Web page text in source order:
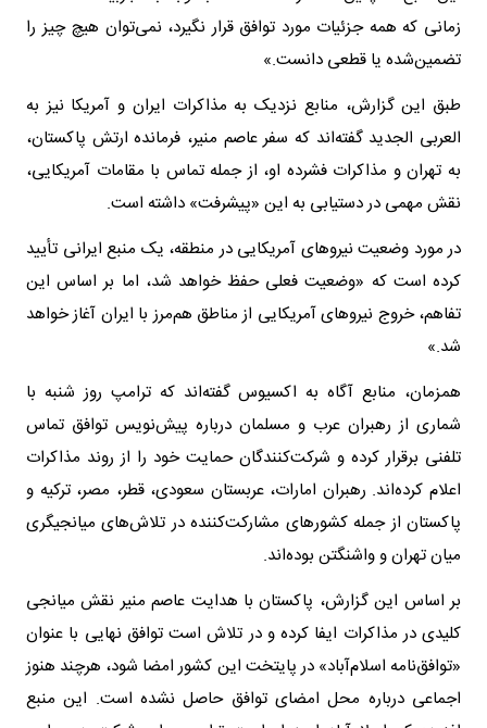
زمانی که همه جزئیات مورد توافق قرار نگیرد، نمی‌توان هیچ چیز را
تضمین‌شده یا قطعی دانست.»
طبق این گزارش، منابع نزدیک به مذاکرات ایران و آمریکا نیز به
العربی الجدید گفته‌اند که سفر عاصم منیر، فرمانده ارتش پاکستان،
به تهران و مذاکرات فشرده او، از جمله تماس با مقامات آمریکایی،
نقش مهمی در دستیابی به این «پیشرفت» داشته است.
در مورد وضعیت نیروهای آمریکایی در منطقه، یک منبع ایرانی تأیید
کرده است که «وضعیت فعلی حفظ خواهد شد، اما بر اساس این
تفاهم، خروج نیروهای آمریکایی از مناطق هم‌مرز با ایران آغاز خواهد
شد.»
همزمان، منابع آگاه به اکسیوس گفته‌اند که ترامپ روز شنبه با
شماری از رهبران عرب و مسلمان درباره پیش‌نویس توافق تماس
تلفنی برقرار کرده و شرکت‌کنندگان حمایت خود را از روند مذاکرات
اعلام کرده‌اند. رهبران امارات، عربستان سعودی، قطر، مصر، ترکیه و
پاکستان از جمله کشورهای مشارکت‌کننده در تلاش‌های میانجیگری
میان تهران و واشنگتن بوده‌اند.
بر اساس این گزارش، پاکستان با هدایت عاصم منیر نقش میانجی
کلیدی در مذاکرات ایفا کرده و در تلاش است توافق نهایی با عنوان
«توافق‌نامه اسلام‌آباد» در پایتخت این کشور امضا شود، هرچند هنوز
اجماعی درباره محل امضای توافق حاصل نشده است. این منبع